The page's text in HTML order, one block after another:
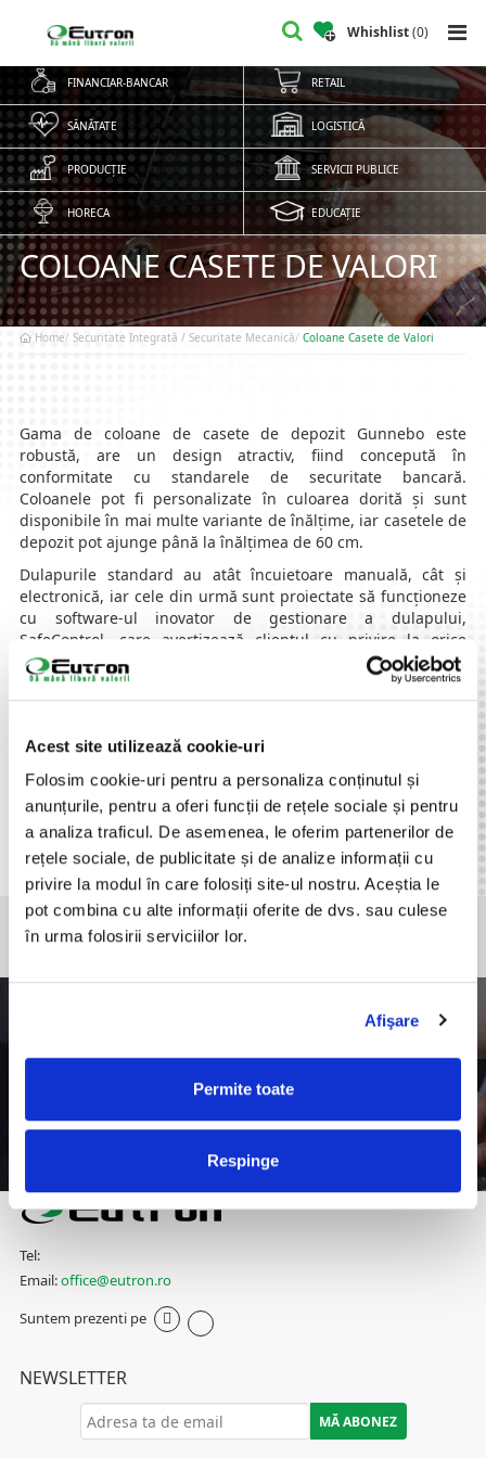
Acest site utilizează cookie-uri
Folosim cookie-uri pentru a personaliza conținutul și
anunțurile, pentru a oferi funcții de rețele sociale și pentru
a analiza traficul. De asemenea, le oferim partenerilor de
rețele sociale, de publicitate și de analize informații cu
privire la modul în care folosiți site-ul nostru. Aceștia le
pot combina cu alte informații oferite de dvs. sau culese
în urma folosirii serviciilor lor.
Afişare
Permite toate
Respinge
Whishlist(0)
FINANCIAR-BANCAR RETAIL
SĂNĂTATE LOGISTICĂ
PRODUCȚIE SERVICII PUBLICE
HORECA EDUCAȚIE
COLOANE CASETE DE VALORI
Home Securitate Integrată / Securitate Mecanică Coloane Casete de Valori
Gama de coloane de casete de depozit Gunnebo este
robustă, are un design atractiv, fiind concepută în
conformitate cu standarele de securitate bancară.
Coloanele pot fi personalizate în culoarea dorită și sunt
disponibile în mai multe variante de înălțime, iar casetele de
depozit pot ajunge până la înălțimea de 60 cm.
Dulapurile standard au atât încuietoare manuală, cât și
electronică, iar cele din urmă sunt proiectate să funcționeze
cu software-ul inovator de gestionare a dulapului,
SafeControl, care avertizează clientul cu privire la orice
tentativă de acces neautorizat și înregistrează toate
evenimentele.
managementul calității și sunt testate în conformitate cu
standardele europene.
Financiar-Bancar Horeca
AI NEVOIE DE O SOLUTIE INTEGRATA SPECIFICA INDUSTRIEI TALE?
Eutron a implementat un proiect Office Digital
Self Check-In în incinta recepțiilor sediilor Alpha
Tel:
Email:office@eutron.ro
Suntem prezenti pe
NEWSLETTER